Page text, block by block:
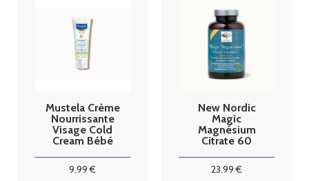
Mustela Crème
Nourrissante
Visage Cold
Cream Bébé
9.99 €
New Nordic
Magic
Magnésium
Citrate 60
23.99 €